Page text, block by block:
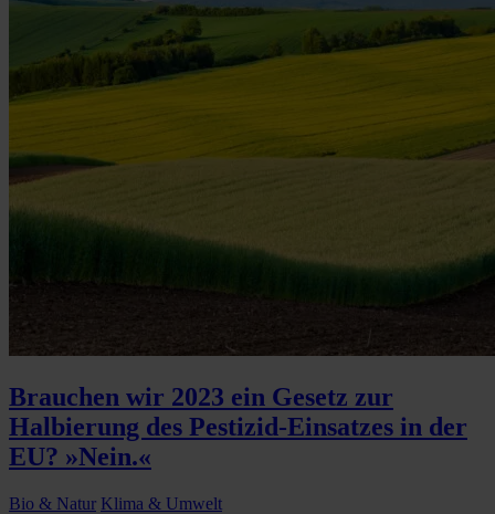
Brauchen wir 2023 ein Gesetz zur
Halbierung des Pestizid-Einsatzes in der
EU? »Nein.«
Bio & Natur Klima & Umwelt